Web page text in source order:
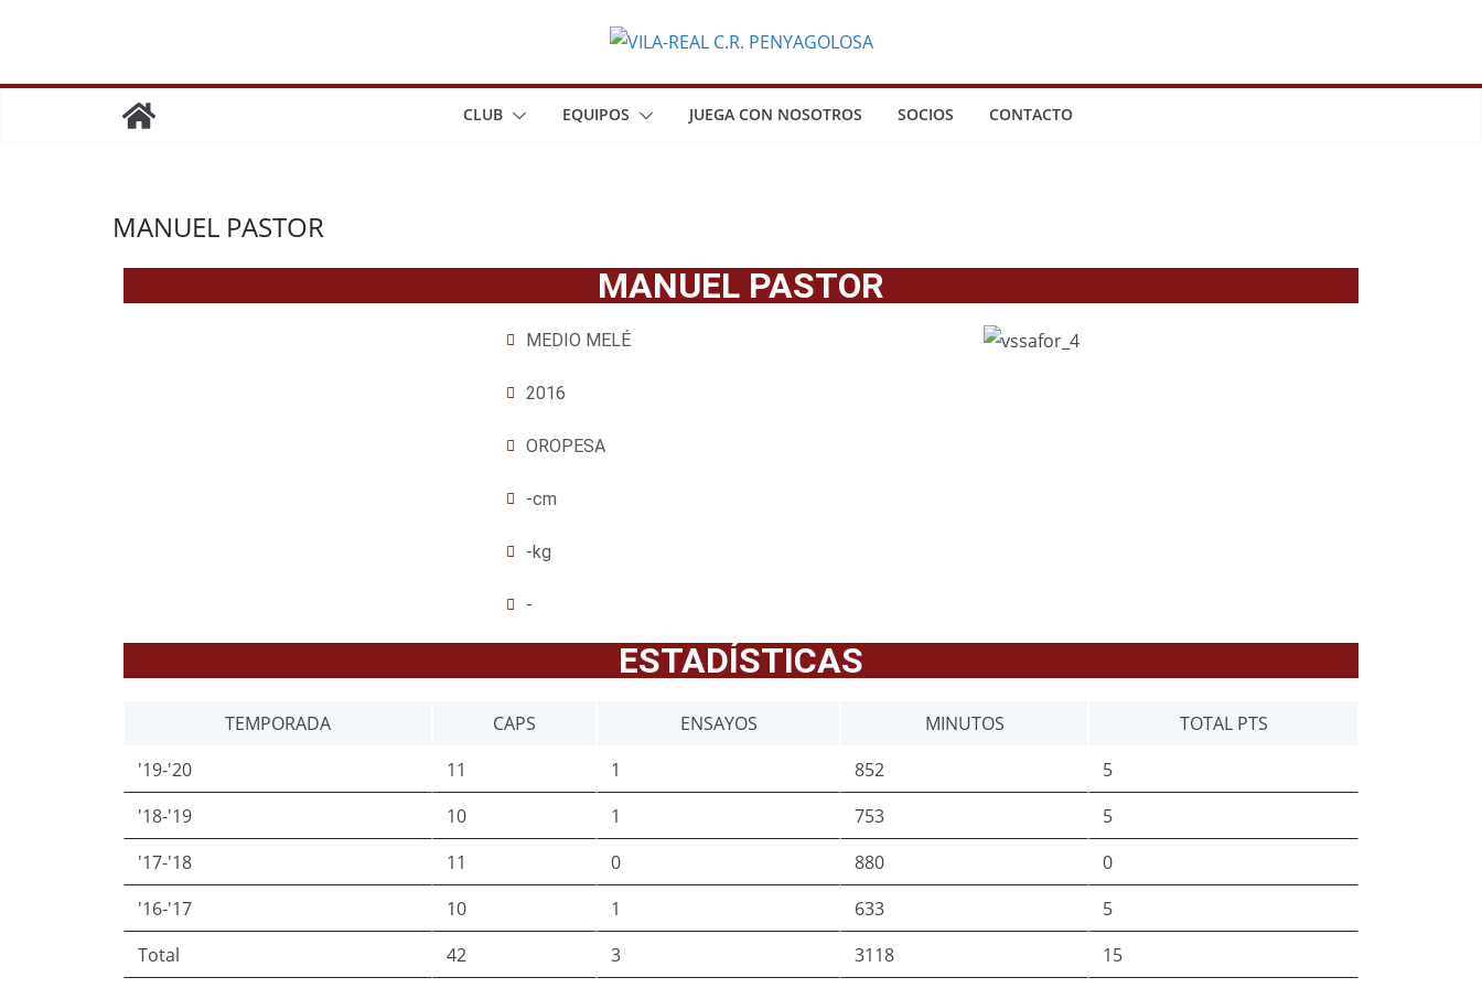
CLUB EQUIPOS JUEGA CON NOSOTROS SOCIOS CONTACTO
MANUEL PASTOR
MANUEL PASTOR
MEDIO MELÉ
2016
OROPESA
-cm
-kg
-
ESTADÍSTICAS
TEMPORADA CAPS ENSAYOS MINUTOS
TOTAL PTS
'19-'20
11 1 852
5
'18-'19
10 1 753
5
'17-'18
11 0 880
0
'16-'17
10 1 633
5
Total
42 3 3118 15